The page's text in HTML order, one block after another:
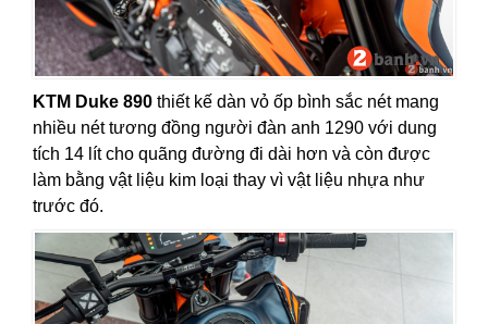
KTM Duke 890 thiết kế dàn vỏ ốp bình sắc nét mang
nhiều nét tương đồng người đàn anh 1290 với dung
tích 14 lít cho quãng đường đi dài hơn và còn được
làm bằng vật liệu kim loại thay vì vật liệu nhựa như
trước đó.